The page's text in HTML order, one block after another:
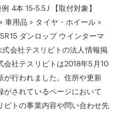
4本 15-5.5J 【取付対象】
車用品 > タイヤ・ホイール >
ダンロップ ウインターマ
会社テスリビトの法人情報掲
会社テスリビトは2018年5月10
が行われました。住所や更新
がされているページにおいて
ビトの事業内容や問い合わせ先